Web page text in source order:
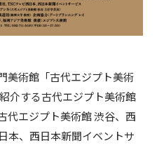
美術館「古代エジプト美術
介する古代エジプト美術館
代エジプト美術館 渋谷、西
本、西日本新聞イベントサ